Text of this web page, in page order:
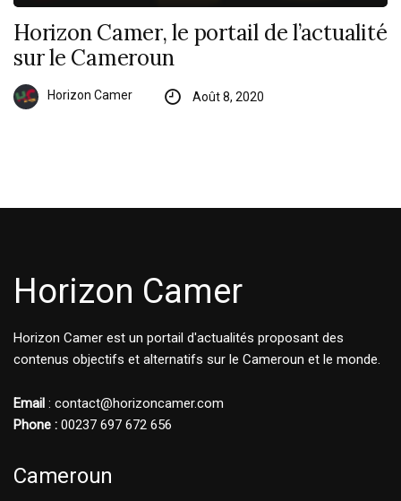
Horizon Camer, le portail de l’actualité
sur le Cameroun
Horizon Camer Août 8, 2020
Horizon Camer
Horizon Camer est un portail d'actualités proposant des
contenus objectifs et alternatifs sur le Cameroun et le monde.
Email : contact@horizoncamer.com
Phone : 00237 697 672 656
Cameroun